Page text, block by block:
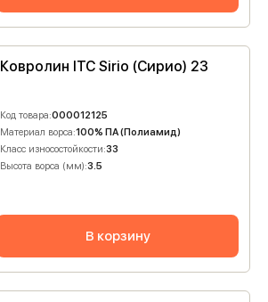
Ковролин ITC Sirio (Сирио) 23
Код товара:000012125
Материал ворса:100% ПА (Полиамид)
Класс износостойкости:33
Высота ворса (мм):3.5
В корзину